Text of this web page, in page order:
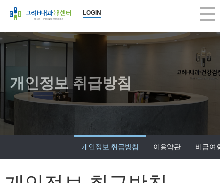
2026-08-07 16:12:48
고려H내과
고려H내과는 생활수준의 향상과 인구의 고령화로 인해 성인병 등 내
고려H내과는 국민건강보험공단 (일반검진, 암검진, 생애전환기)뿐 아
고려H내과는 지역주민의 많은 관심과 사랑으로 지금의 모습으로 성장
앞으로도 한결같은 마음으로 여러분의 건강을 책임지는 편안한 병원이
진료 항목 : 종합검진, 건강검진, 내시경, 초음파, 내과, 수액
건강검진 - 공단검진, 생애전환기검진, 5대암검진, 학생검진, 개인종합
내시경 - 위/대장 내시경, 당일 대장내시경, 당일 용종절제술, 수면 내시경
내과 진료 - 당뇨병, 고혈압, 갑상선, 소화기, 호흡기, 순환기, 골다공증,
LOGIN
개인정보 취급방침
개인정보 취급방침 이용약관 비급여